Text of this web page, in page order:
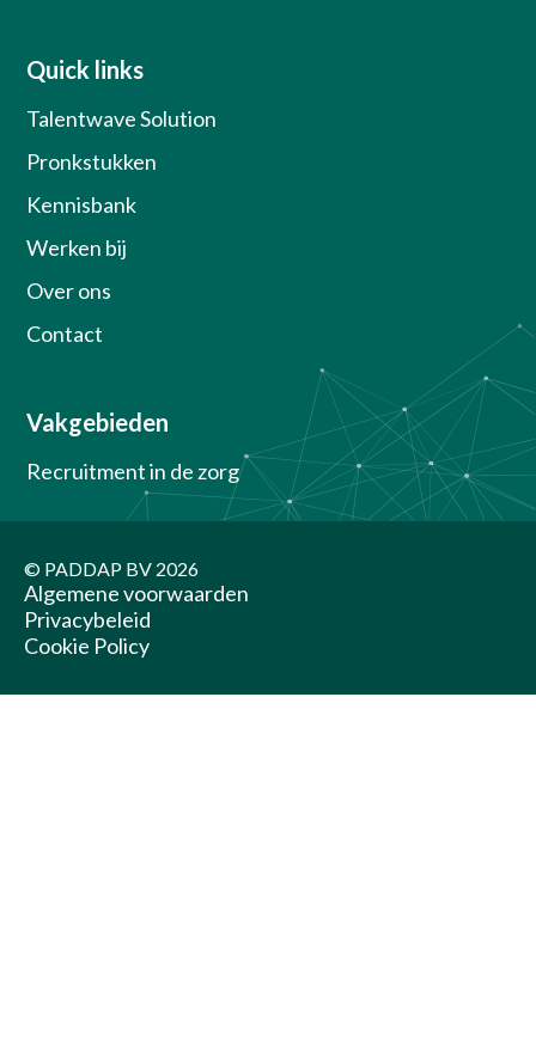
Quick links
Talentwave Solution
Pronkstukken
Kennisbank
Werken bij
Over ons
Contact
Vakgebieden
Recruitment in de zorg
© PADDAP BV 2026
Algemene voorwaarden
Privacybeleid
Cookie Policy